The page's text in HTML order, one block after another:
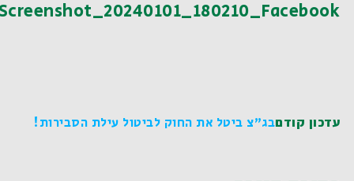
Screenshot_20240101_180210_Facebook
עדכון קודםבג"צ ביטל את החוק לביטול עילת הסבירות!